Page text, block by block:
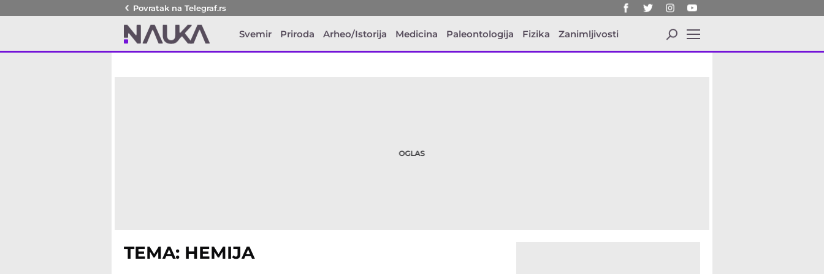
Povratak na Telegraf.rs
Svemir Priroda Arheo/Istorija Medicina Paleontologija Fizika Zanimljivosti
TEMA: HEMIJA